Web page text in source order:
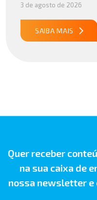
078/2026 Atualização
Importação no Acordo
publicado29/07/2026
31/07/26 ATO CONJUNTO
3 de agosto de 2026
SAIBA MAIS
Quer receber
na sua caixa de
nossa newsletter e